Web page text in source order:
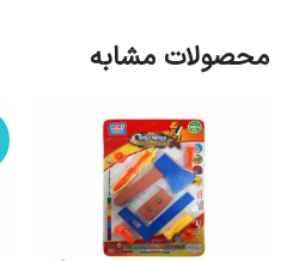
محصولات مشابه